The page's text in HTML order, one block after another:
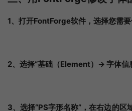
1、打开FontForge软件，选择您需要
2、选择“基础（Element）-> 字体信
3、选择“PS字形名称”，在右边的区